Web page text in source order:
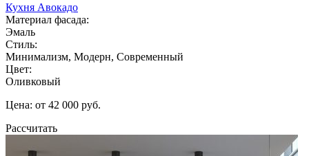
Кухня Авокадо
Материал фасада:
Эмаль
Стиль:
Минимализм, Модерн, Современный
Цвет:
Оливковый
Цена: от 42 000 руб.
Рассчитать